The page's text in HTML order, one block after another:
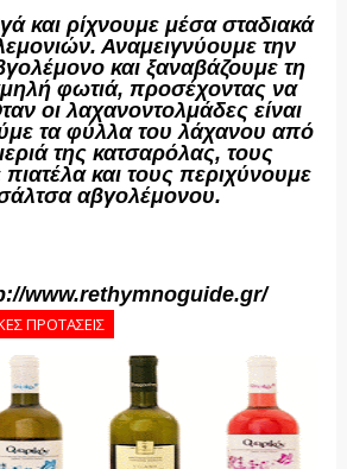
και ρίχνουμε μέσα σταδιακά
Αναμειγνύουμε την
και ξαναβάζουμε τη
φωτιά, προσέχοντας να
οι λαχανοντολμάδες είναι
τα φύλλα του λάχανου από
της κατσαρόλας, τους
και τους περιχύνουμε
αβγολέμονου.
www.rethymnoguide.gr/
ΠΡΟΤΑΣΕΙΣ